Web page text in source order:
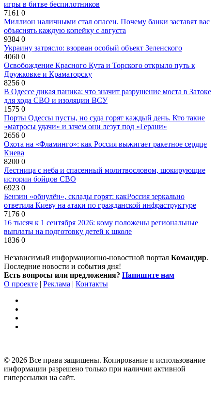
игры в битве беспилотников
7161 0
Миллион наличными стал опасен. Почему банки заставят вас
объяснять каждую копейку с августа
9384 0
Украину затрясло: взорван особый объект Зеленского
4060 0
Освобождение Красного Кута и Торского открыло путь к
Дружковке и Краматорску
8256 0
В Одессе дикая паника: что значит разрушение моста в Затоке
для хода СВО и изоляции ВСУ
1575 0
Порты Одессы пусты, но суда горят каждый день. Кто такие
«матросы удачи» и зачем они лезут под «Герани»
2656 0
Охота на «Фламинго»: как Россия выжигает ракетное сердце
Киева
8200 0
Лестница с неба и спасенный молитвословом, шокирующие
истории бойцов СВО
6923 0
Бензин «обнулён», склады горят: какРоссия зеркально
ответила Киеву на атаки по гражданской инфраструктуре
7176 0
16 тысяч к 1 сентября 2026: кому положены региональные
выплаты на подготовку детей к школе
1836 0
Независимый информационно-новостной портал Командир.
Последние новости и события дня!
Есть вопросы или предложения? Напишите нам
О проекте | Реклама | Контакты
© 2026 Все права защищены. Копирование и использование
информации разрешено только при наличии активной
гиперссылки на сайт.